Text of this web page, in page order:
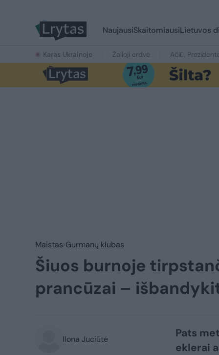
NaujausiSkaitomiausiLietuvos
Karas Ukrainoje Žalioji erdvė Ačiū,
Maistas Gurmanų klubas
Šiuos burnoje
prancūzai –
Ilona Juciūtė
Pats
eklerai